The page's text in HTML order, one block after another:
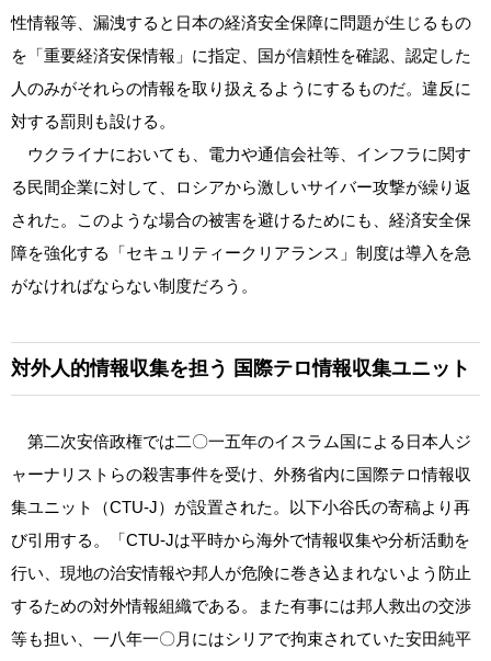
性情報等、漏洩すると日本の経済安全保障に問題が生じるもの
を「重要経済安保情報」に指定、国が信頼性を確認、認定した
人のみがそれらの情報を取り扱えるようにするものだ。違反に
対する罰則も設ける。
ウクライナにおいても、電力や通信会社等、インフラに関す
る民間企業に対して、ロシアから激しいサイバー攻撃が繰り返
された。このような場合の被害を避けるためにも、経済安全保
障を強化する「セキュリティークリアランス」制度は導入を急
がなければならない制度だろう。
対外人的情報収集を担う 国際テロ情報収集ユニット
第二次安倍政権では二〇一五年のイスラム国による日本人ジ
ャーナリストらの殺害事件を受け、外務省内に国際テロ情報収
集ユニット（CTU‐J）が設置された。以下小谷氏の寄稿より再
び引用する。「CTU‐Jは平時から海外で情報収集や分析活動を
行い、現地の治安情報や邦人が危険に巻き込まれないよう防止
するための対外情報組織である。また有事には邦人救出の交渉
等も担い、一八年一〇月にはシリアで拘束されていた安田純平